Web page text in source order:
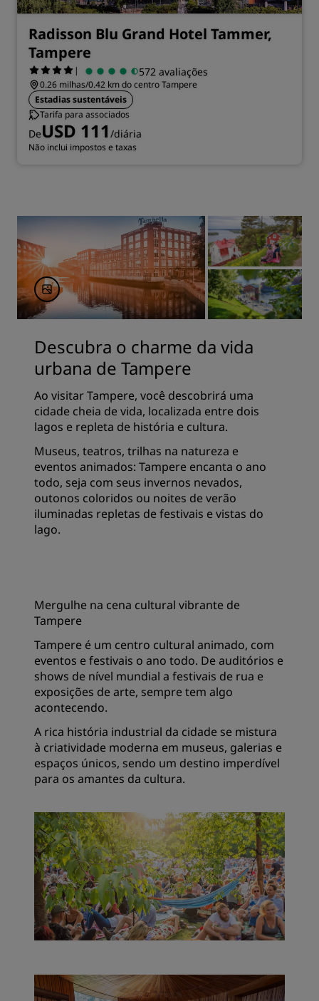
Radisson Blu Grand Hotel Tammer,
Tampere
| 572 avaliações
0.26 milhas/0.42 km do centro Tampere
Estadias sustentáveis
Tarifa para associados
DeUSD 111 /diária
Não inclui impostos e taxas
Descubra o charme da vida
urbana de Tampere
Ao visitar Tampere, você descobrirá uma
cidade cheia de vida, localizada entre dois
lagos e repleta de história e cultura.
Museus, teatros, trilhas na natureza e
eventos animados: Tampere encanta o ano
todo, seja com seus invernos nevados,
outonos coloridos ou noites de verão
iluminadas repletas de festivais e vistas do
lago.
Mergulhe na cena cultural vibrante de
Tampere
Tampere é um centro cultural animado, com
eventos e festivais o ano todo. De auditórios e
shows de nível mundial a festivais de rua e
exposições de arte, sempre tem algo
acontecendo.
A rica história industrial da cidade se mistura
à criatividade moderna em museus, galerias e
espaços únicos, sendo um destino imperdível
para os amantes da cultura.